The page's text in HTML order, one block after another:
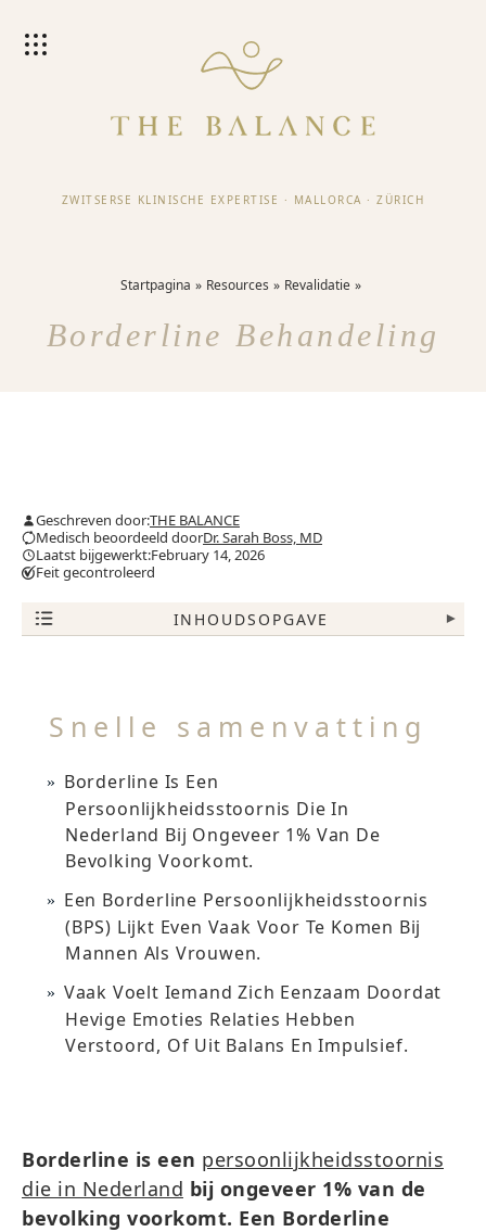
ZWITSERSE KLINISCHE EXPERTISE · MALLORCA · ZÜRICH
Startpagina Resources Revalidatie
Borderline Behandeling
Geschreven door:THE BALANCE
Medisch beoordeeld doorDr. Sarah Boss, MD
Laatst bijgewerkt:February 14, 2026
Feit gecontroleerd
INHOUDSOPGAVE ▾
Snelle samenvatting
Borderline Is Een
Persoonlijkheidsstoornis Die In
Nederland Bij Ongeveer 1% Van De
Bevolking Voorkomt.
Een Borderline Persoonlijkheidsstoornis
(BPS) Lijkt Even Vaak Voor Te Komen Bij
Mannen Als Vrouwen.
Vaak Voelt Iemand Zich Eenzaam Doordat
Hevige Emoties Relaties Hebben
Verstoord, Of Uit Balans En Impulsief.
Borderline is een persoonlijkheidsstoornis
die in Nederland bij ongeveer 1% van de
bevolking voorkomt. Een Borderline